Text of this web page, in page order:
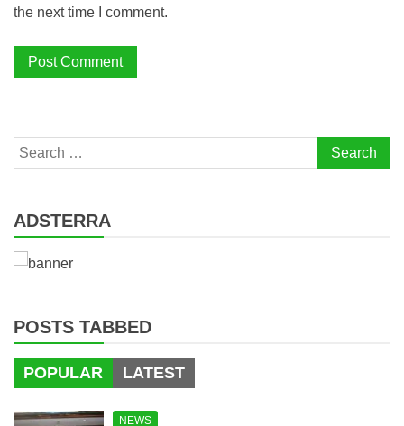
the next time I comment.
Search
for:
ADSTERRA
POSTS TABBED
POPULAR LATEST
NEWS